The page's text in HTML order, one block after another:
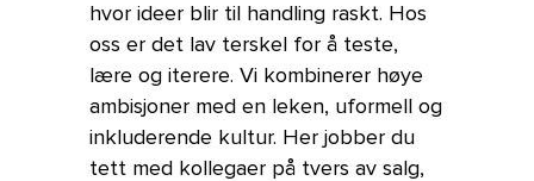
hvor ideer blir til handling raskt. Hos
oss er det lav terskel for å teste,
lære og iterere. Vi kombinerer høye
ambisjoner med en leken, uformell og
inkluderende kultur. Her jobber du
tett med kollegaer på tvers av salg,